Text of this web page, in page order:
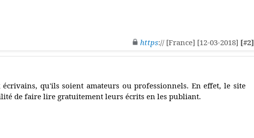
https:// [France] [12-03-2018] [#2]
écrivains, qu'ils soient amateurs ou professionnels. En effet, le site
de faire lire gratuitement leurs écrits en les publiant.